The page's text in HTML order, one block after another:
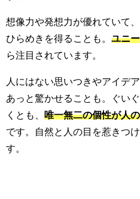
想像力や発想力が優れていて
ひらめきを得ることも。 ユニ
ら注目されています。
人にはない思いつきやアイデ
あっと驚かせることも。ぐい
くとも、 唯一無二の個性が人
です。自然と人の目を惹きつ
す。